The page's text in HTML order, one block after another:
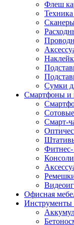
Флеш
Техника
Сумки
Смартфоны и
Смарт-
Фитнес-
Консоли
Офисная
Инструменты